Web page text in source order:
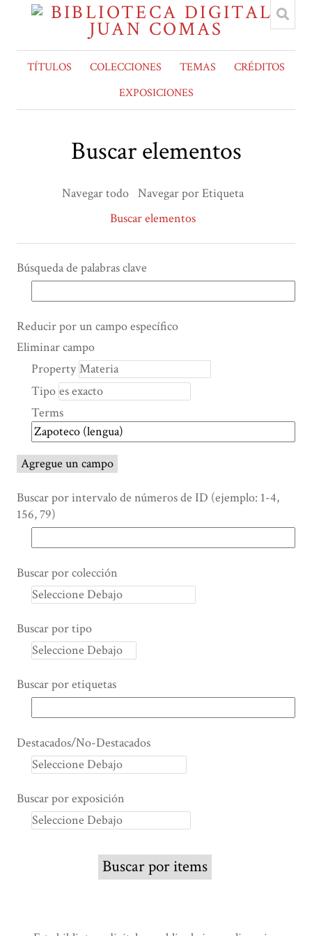
TÍTULOS COLECCIONES TEMAS
CRÉDITOS
EXPOSICIONES
Buscar elementos
Navegar todo Navegar por Etiqueta
Buscar elementos
Búsqueda de palabras clave
Number
rows
"Reducir
por
campo
específico":
1
Reducir por un campo específico
Search Property
Tipo de búsqueda
Términos de búsqueda
Ensamblador de Búsqueda
Eliminar campo
Property
Tipo
Terms
Agregue un campo
Buscar por intervalo de números de ID (ejemplo: 1-4,
156, 79)
Buscar por colección
Buscar por tipo
Buscar por etiquetas
Destacados/No-Destacados
Buscar por exposición